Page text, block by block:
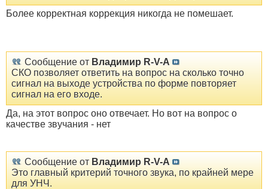
Более корректная коррекция никогда не помешает.
Сообщение от Владимир R-V-A
СКО позволяет ответить на вопрос на сколько точно
сигнал на выходе устройства по форме повторяет
сигнал на его входе.
Да, на этот вопрос оно отвечает. Но вот на вопрос о
качестве звучания - нет
Сообщение от Владимир R-V-A
Это главный критерий точного звука, по крайней мере
для УНЧ.